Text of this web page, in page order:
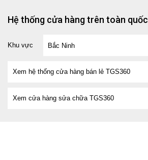
Hệ thống cửa hàng trên toàn quốc
Khu vực
Xem hệ thống cửa hàng bán lẻ TGS360
Xem cửa hàng sửa chữa TGS360